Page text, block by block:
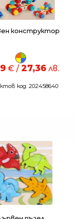
конструктор
€ / 27,36 лв.
код: 202458640